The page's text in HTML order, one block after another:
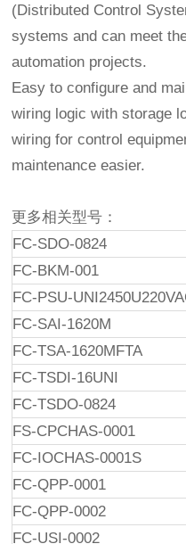
(Distributed Control
systems and can meet
automation projects.
Easy to configure and
wiring logic with storage
wiring for control
maintenance easier.
更多相关型号：
FC-SDO-0824
FC-BKM-001
FC-PSU-
FC-SAI-1620M
FC-TSA-1620MFTA
FC-TSDI-16UNI
FC-TSDO-0824
FS-CPCHAS-0001
FC-IOCHAS-0001S
FC-QPP-0001
FC-QPP-0002
FC-USI-0002